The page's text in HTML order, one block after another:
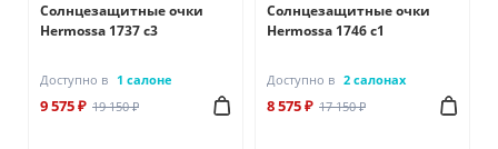
Солнцезащитные очки
Hermossa 1737 с3
Доступно в 1 салоне
9 575 ₽ 19 150 ₽
Солнцезащитные очки
Hermossa 1746 с1
Доступно в 2 салонах
8 575 ₽ 17 150 ₽